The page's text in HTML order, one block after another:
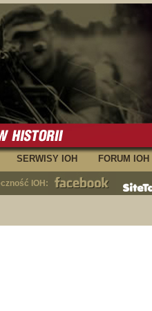
FORUM IOH
SERWISY IOH
IOH: